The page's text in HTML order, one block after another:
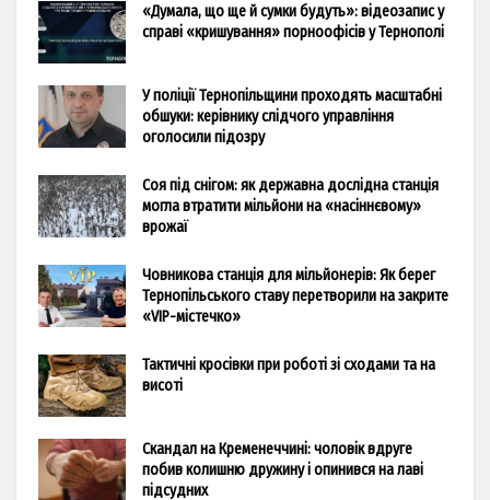
«Думала, що ще й сумки будуть»: відеозапис у
справі «кришування» порноофісів у Тернополі
У поліції Тернопільщини проходять масштабні
обшуки: керівнику слідчого управління
оголосили підозру
Соя під снігом: як державна дослідна станція
могла втратити мільйони на «насіннєвому»
врожаї
Човникова станція для мільйонерів: Як берег
Тернопільського ставу перетворили на закрите
«VIP-містечко»
Тактичні кросівки при роботі зі сходами та на
висоті
Скандал на Кременеччині: чоловік вдруге
побив колишню дружину і опинився на лаві
підсудних